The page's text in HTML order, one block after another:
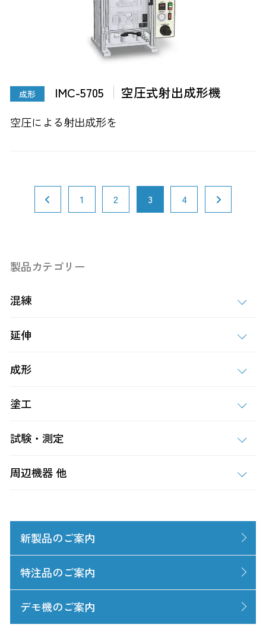
成形 IMC-5705 空圧式射出成形機
空圧による射出成形を
1 2 3 4
製品カテゴリー
混練
延伸
成形
塗工
試験・測定
周辺機器 他
新製品のご案内
特注品のご案内
デモ機のご案内